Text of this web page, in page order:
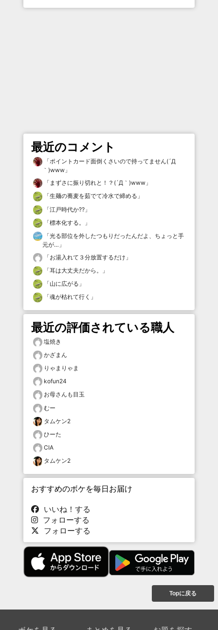
最近のコメント
「ポイントカード面倒くさいので持ってません(´Д
｀)www 」
「 まずさに振り切れと！？(´Д｀)www 」
「生麺の蕎麦を茹でて冷水で締める 」
「江戸時代か⁇ 」
「標本化する。
」
「光る部位を外したつもりだったんだよ、ちょっと手
元が… 」
「お湯入れて３分放置するだけ 」
「耳は大丈夫だから。
」
「山に広がる 」
「魂が枯れて行く 」
最近の評価されている職人
塩焼き
かざまん
りゃまりゃま
kofun24
お母さんも目玉
むー
タムケン2
ひーた
CIA
タムケン2
おすすめのボケを毎日お届け
いいね！する
フォローする
フォローする
Topに戻る